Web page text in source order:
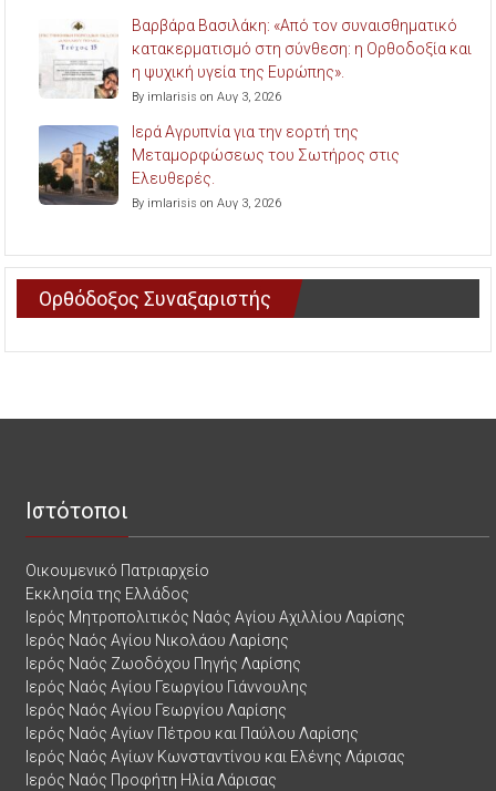
Βαρβάρα Βασιλάκη: «Από τον συναισθηματικό
κατακερματισμό στη σύνθεση: η Ορθοδοξία και
η ψυχική υγεία της Ευρώπης».
By imlarisis on Αυγ 3, 2026
Ιερά Αγρυπνία για την εορτή της
Μεταμορφώσεως του Σωτήρος στις
Ελευθερές.
By imlarisis on Αυγ 3, 2026
Ορθόδοξος Συναξαριστής
Ιστότοποι
Οικουμενικό Πατριαρχείο
Εκκλησία της Ελλάδος
Ιερός Μητροπολιτικός Ναός Αγίου Αχιλλίου Λαρίσης
Ιερός Ναός Αγίου Νικολάου Λαρίσης
Ιερός Ναός Ζωοδόχου Πηγής Λαρίσης
Ιερός Ναός Αγίου Γεωργίου Γιάννουλης
Ιερός Ναός Αγίου Γεωργίου Λαρίσης
Ιερός Ναός Αγίων Πέτρου και Παύλου Λαρίσης
Ιερός Ναός Αγίων Κωνσταντίνου και Ελένης Λάρισας
Ιερός Ναός Προφήτη Ηλία Λάρισας